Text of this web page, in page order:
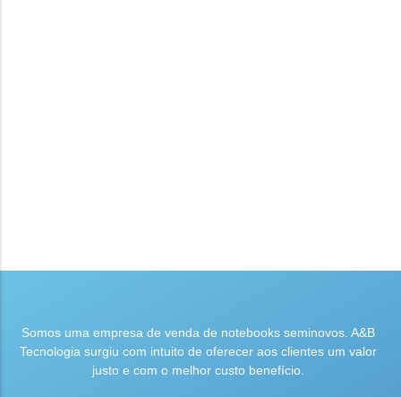
Somos uma empresa de venda de notebooks seminovos. A&B
Tecnologia surgiu com intuito de oferecer aos clientes um valor
justo e com o melhor custo benefício.